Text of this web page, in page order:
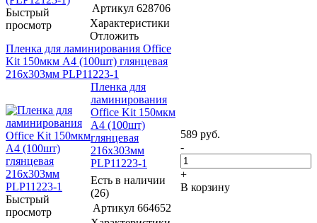
Быстрый
просмотр
Артикул 628706
Характеристики
Отложить
Пленка для ламинирования Office
Kit 150мкм A4 (100шт) глянцевая
216x303мм PLP11223-1
Быстрый
просмотр
Пленка для
ламинирования
Office Kit 150мкм
A4 (100шт)
глянцевая
216x303мм
PLP11223-1
Есть в наличии
(26)
Артикул 664652
589 руб.
-
+
В корзину